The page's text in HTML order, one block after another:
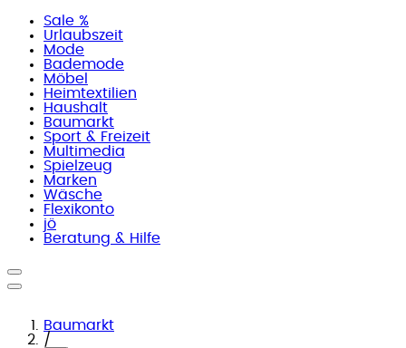
Sale %
Urlaubszeit
Mode
Bademode
Möbel
Heimtextilien
Haushalt
Baumarkt
Sport & Freizeit
Multimedia
Spielzeug
Marken
Wäsche
Flexikonto
jö
Beratung & Hilfe
Baumarkt
/